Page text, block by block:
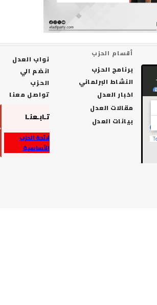
أقسام الحزب
برنامج الحزب
النشاط البرلماني
اخبار العدل
مقالات العدل
بيانات العدل
نواب العدل
انضم الي
الحزب
تواصل معنا
تـابـعنـا
لائحة الحزب
الأساسية